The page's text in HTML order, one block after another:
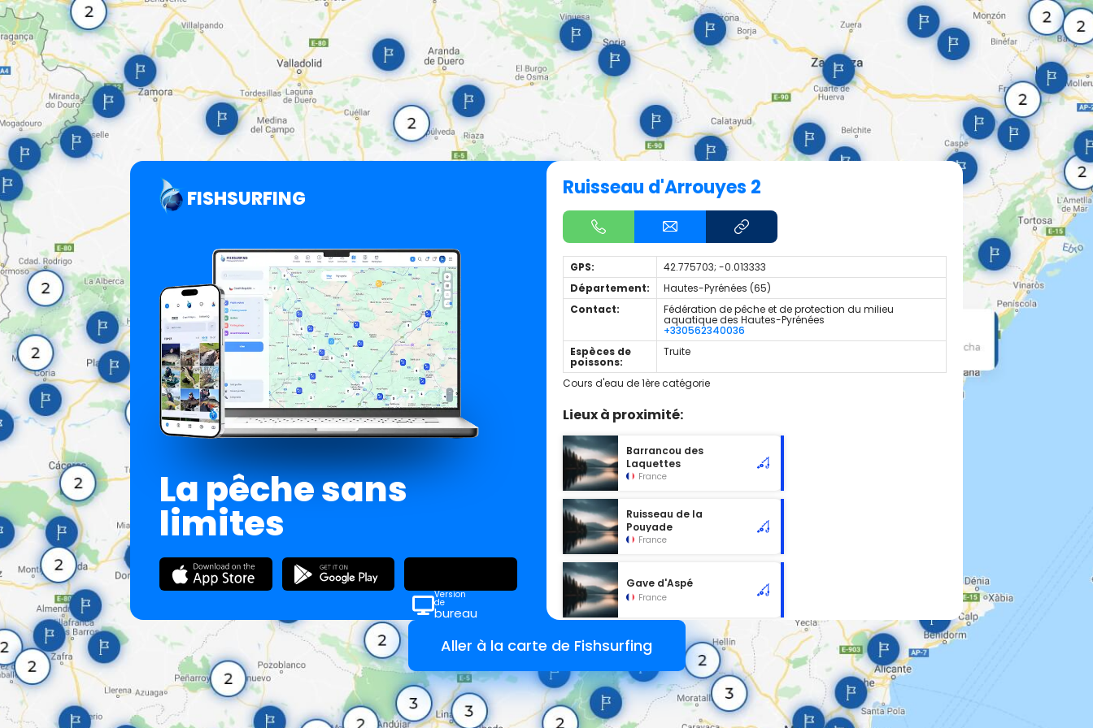
FISHSURFING
La pêche sans
limites
Version
de
bureau
Ruisseau d'Arrouyes 2
GPS:
42.775703; -0.013333
Département:
Hautes-Pyrénées (65)
Contact:
Fédération de pêche et de protection du milieu
aquatique des Hautes-Pyrénées
+330562340036
Espèces de
poissons:
Truite
Cours d'eau de 1ère catégorie
Lieux à proximité:
Barrancou des
Laquettes
France
Ruisseau de la
Pouyade
France
Gave d'Aspé
France
Aller à la carte de Fishsurfing